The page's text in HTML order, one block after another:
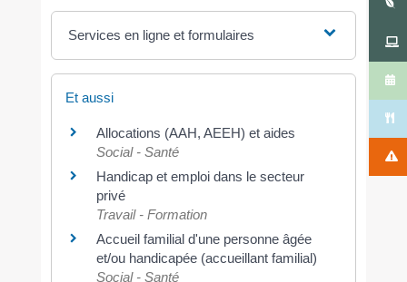
Services en ligne et formulaires
Et aussi
Allocations (AAH, AEEH) et aides
Social - Santé
Handicap et emploi dans le secteur
privé
Travail - Formation
Accueil familial d'une personne âgée
et/ou handicapée (accueillant familial)
Social - Santé